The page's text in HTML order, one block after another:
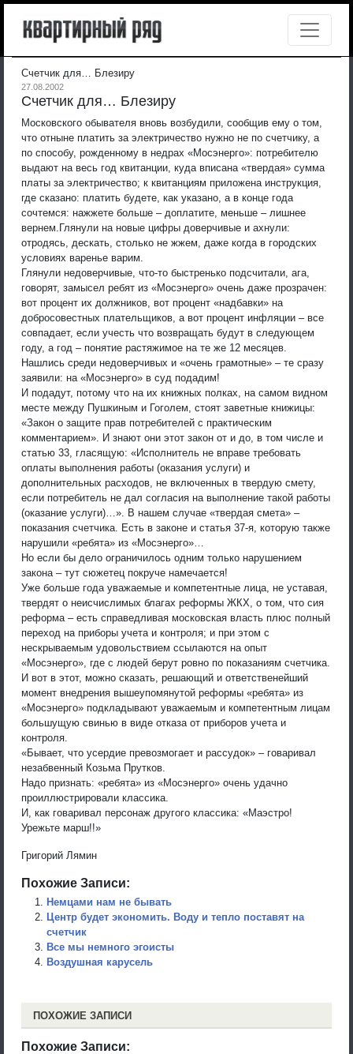
Счетчик для… Блезиру
27.08.2002
Счетчик для… Блезиру
Московского обывателя вновь возбудили, сообщив ему о том,
что отныне платить за электричество нужно не по счетчику, а
по способу, рожденному в недрах «Мосэнерго»: потребителю
выдают на весь год квитанции, куда вписана «твердая» сумма
платы за электричество; к квитанциям приложена инструкция,
где сказано: платить будете, как указано, а в конце года
сочтемся: нажжете больше – доплатите, меньше – лишнее
вернем. Глянули на новые цифры доверчивые и ахнули:
отродясь, дескать, столько не жжем, даже когда в городских
условиях варенье варим.
Глянули недоверчивые, что-то быстренько подсчитали, ага,
говорят, замысел ребят из «Мосэнерго» очень даже прозрачен:
вот процент их должников, вот процент «надбавки» на
добросовестных плательщиков, а вот процент инфляции – все
совпадает, если учесть что возвращать будут в следующем
году, а год – понятие растяжимое на те же 12 месяцев.
Нашлись среди недоверчивых и «очень грамотные» – те сразу
заявили: на «Мосэнерго» в суд подадим!
И подадут, потому что на их книжных полках, на самом видном
месте между Пушкиным и Гоголем, стоят заветные книжицы:
«Закон о защите прав потребителей с практическим
комментарием». И знают они этот закон от и до, в том числе и
статью 33, гласящую: «Исполнитель не вправе требовать
оплаты выполнения работы (оказания услуги) и
дополнительных расходов, не включенных в твердую смету,
если потребитель не дал согласия на выполнение такой работы
(оказание услуги)…». В нашем случае «твердая смета» –
показания счетчика. Есть в законе и статья 37-я, которую также
нарушили «ребята» из «Мосэнерго»…
Но если бы дело ограничилось одним только нарушением
закона – тут сюжетец покруче намечается!
Уже больше года уважаемые и компетентные лица, не уставая,
твердят о неисчислимых благах реформы ЖКХ, о том, что сия
реформа – есть справедливая московская власть плюс полный
переход на приборы учета и контроля; и при этом с
нескрываемым удовольствием ссылаются на опыт
«Мосэнерго», где с людей берут ровно по показаниям счетчика.
И вот в этот, можно сказать, решающий и ответственейший
момент внедрения вышеупомянутой реформы «ребята» из
«Мосэнерго» подкладывают уважаемым и компетентным лицам
большущую свинью в виде отказа от приборов учета и
контроля.
«Бывает, что усердие превозмогает и рассудок» – говаривал
незабвенный Козьма Прутков.
Надо признать: «ребята» из «Мосэнерго» очень удачно
проиллюстрировали классика.
И, как говаривал персонаж другого классика: «Маэстро!
Урежьте марш!!»
Григорий Лямин
Похожие Записи:
Немцами нам не бывать
Центр будет экономить. Воду и тепло поставят на
счетчик
Все мы немного эгоисты
Воздушная карусель
ПОХОЖИЕ ЗАПИСИ
Похожие Записи: